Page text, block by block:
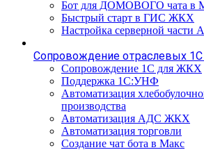
Бот для ДОМОВОГО чата в
Быстрый старт в ГИС ЖКХ
Настройка серверной
Сопровождение отраслевых 1С
Сопровождение 1С для ЖКХ
Поддержка 1С:УНФ
Автоматизация
производства
Автоматизация АДС ЖКХ
Автоматизация торговли
Создание чат бота в Макс